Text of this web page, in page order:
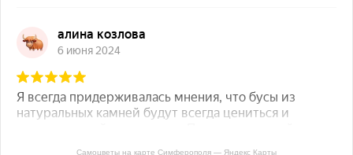
Самоцветы на карте Симферополя — Яндекс Карты